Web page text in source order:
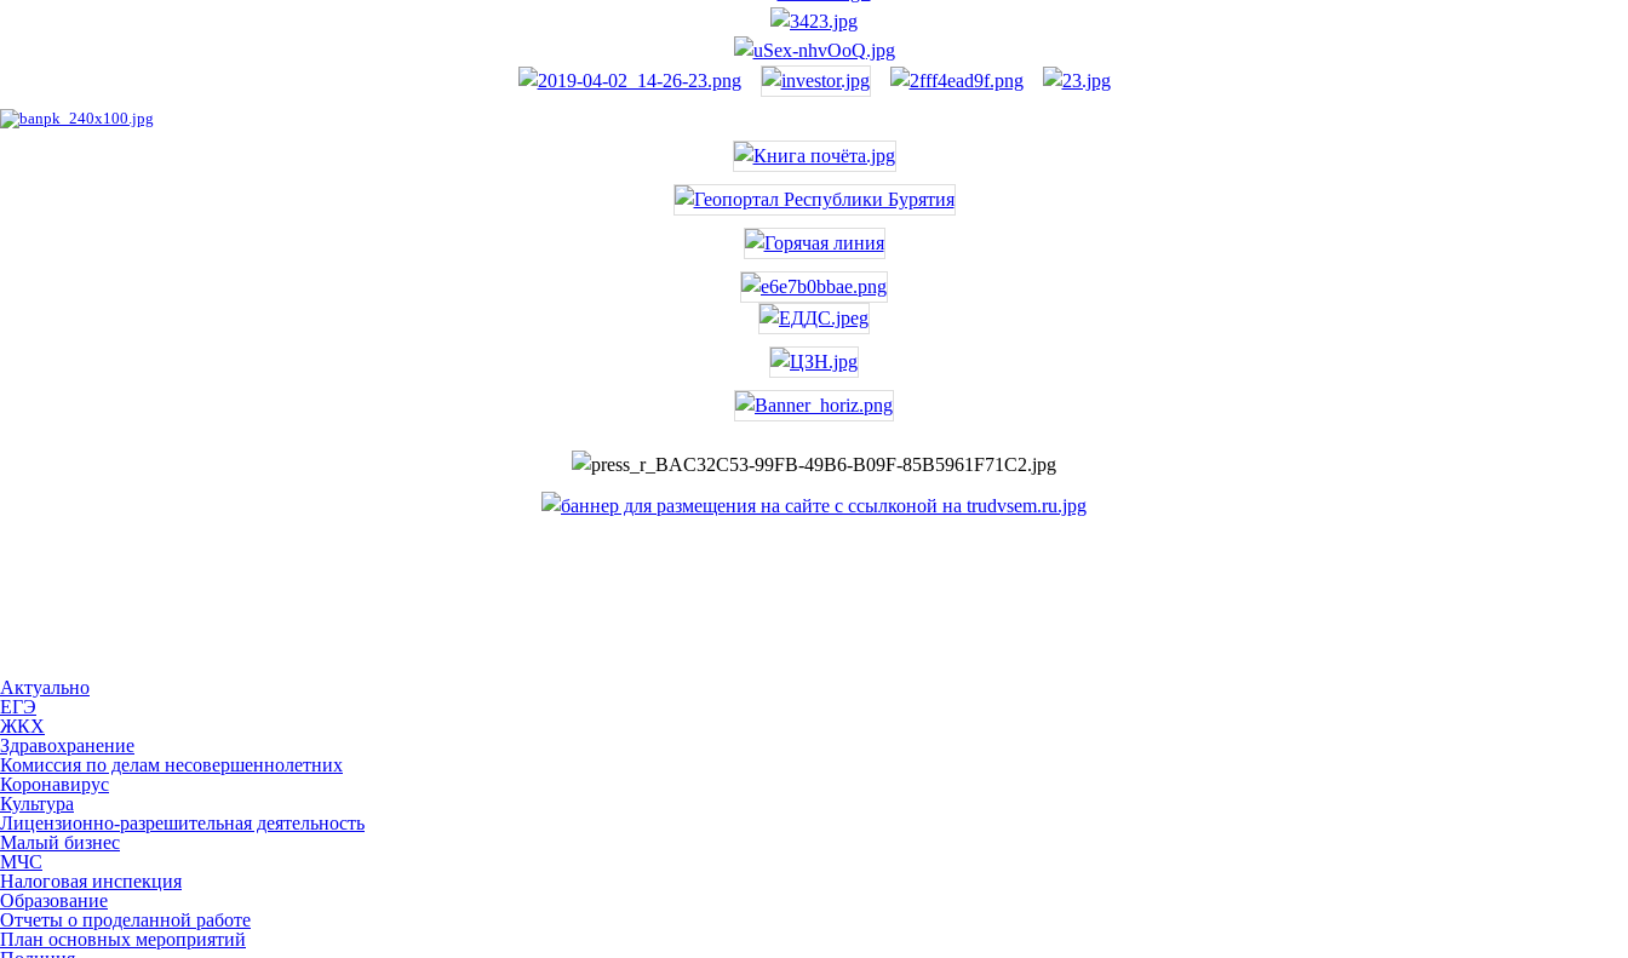
Актуально
ЕГЭ
ЖКХ
Здравохранение
Комиссия по делам несовершеннолетних
Коронавирус
Культура
Лицензионно-разрешительная деятельность
Малый бизнес
МЧС
Налоговая инспекция
Образование
Отчеты о проделанной работе
План основных мероприятий